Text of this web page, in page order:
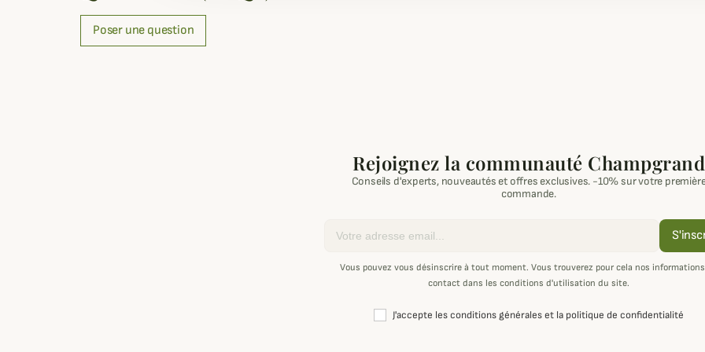
Poser une question
Rejoignez la communauté Champgrand
Conseils d'experts, nouveautés et offres exclusives. -10% sur votre
commande.
Vous pouvez vous désinscrire à tout moment. Vous trouverez pour cela nos
contact dans les conditions d'utilisation du site.
J'accepte les conditions générales et la politique de confidentialité